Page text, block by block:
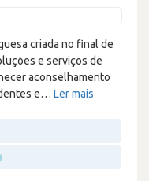
criada no final de
e serviços de
aconselhamento
e… Ler mais